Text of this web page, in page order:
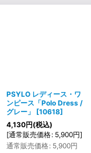
PSYLO レディース・ワ
ンピース「Polo Dress /
グレー」
[10618]
4,130円(税込)
[通常販売価格: 5,900円]
通常販売価格: 5,900円